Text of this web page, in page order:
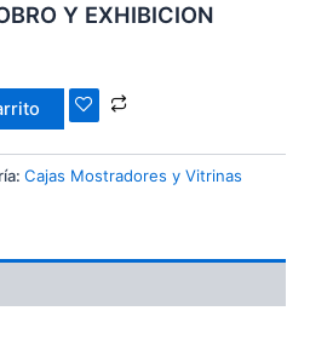
Y EXHIBICION
Cajas Mostradores y Vitrinas